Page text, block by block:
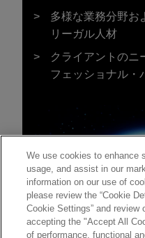
多様な業務分野お
リーガル人材
クライアントのニ
フェッショナル・
We use cookies to enhance
usage, and assist in our
information on our use of
please review the “Cookie
Cookie Settings” and review
accepting the "Accept All
of performance, functional